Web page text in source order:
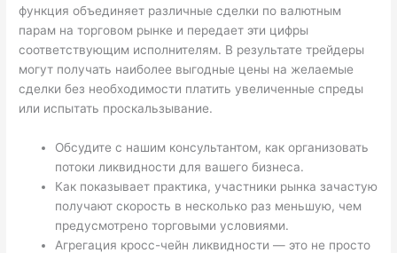
функция объединяет различные сделки по валютным
парам на торговом рынке и передает эти цифры
соответствующим исполнителям. В результате трейдеры
могут получать наиболее выгодные цены на желаемые
сделки без необходимости платить увеличенные спреды
или испытать проскальзывание.
Обсудите с нашим консультантом, как организовать
потоки ликвидности для вашего бизнеса.
Как показывает практика, участники рынка зачастую
получают скорость в несколько раз меньшую, чем
предусмотрено торговыми условиями.
Агрегация кросс-чейн ликвидности — это не просто